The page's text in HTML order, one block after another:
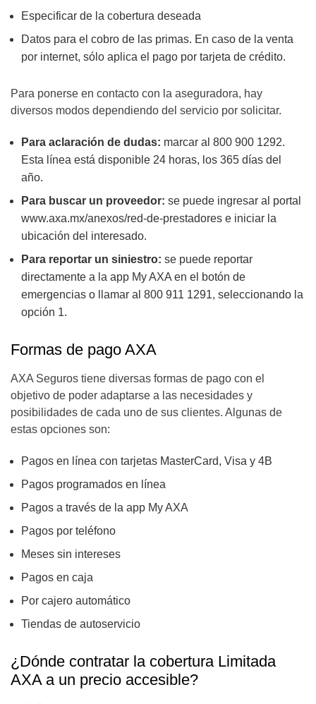
Especificar de la cobertura deseada
Datos para el cobro de las primas. En caso de la venta
por internet, sólo aplica el pago por tarjeta de crédito.
Para ponerse en contacto con la aseguradora, hay
diversos modos dependiendo del servicio por solicitar.
Para aclaración de dudas: marcar al 800 900 1292.
Esta línea está disponible 24 horas, los 365 días del
año.
Para buscar un proveedor: se puede ingresar al portal
www.axa.mx/anexos/red-de-prestadores e iniciar la
ubicación del interesado.
Para reportar un siniestro: se puede reportar
directamente a la app My AXA en el botón de
emergencias o llamar al 800 911 1291, seleccionando la
opción 1.
Formas de pago AXA
AXA Seguros tiene diversas formas de pago con el
objetivo de poder adaptarse a las necesidades y
posibilidades de cada uno de sus clientes. Algunas de
estas opciones son:
Pagos en línea con tarjetas MasterCard, Visa y 4B
Pagos programados en línea
Pagos a través de la app My AXA
Pagos por teléfono
Meses sin intereses
Pagos en caja
Por cajero automático
Tiendas de autoservicio
¿Dónde contratar la cobertura Limitada
AXA a un precio accesible?